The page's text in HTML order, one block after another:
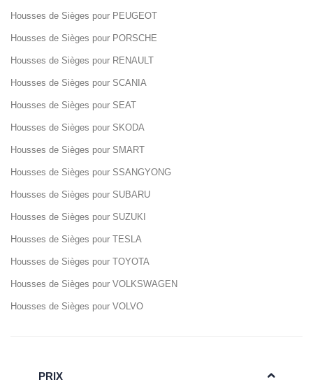
Housses de Sièges pour PEUGEOT
Housses de Sièges pour PORSCHE
Housses de Sièges pour RENAULT
Housses de Sièges pour SCANIA
Housses de Sièges pour SEAT
Housses de Sièges pour SKODA
Housses de Sièges pour SMART
Housses de Sièges pour SSANGYONG
Housses de Sièges pour SUBARU
Housses de Sièges pour SUZUKI
Housses de Sièges pour TESLA
Housses de Sièges pour TOYOTA
Housses de Sièges pour VOLKSWAGEN
Housses de Sièges pour VOLVO
PRIX